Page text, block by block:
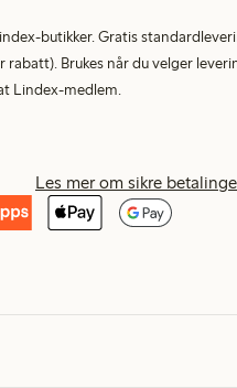
butikker. Gratis
rabatt). Brukes når du velger
Lindex-medlem.
Les mer om sikre